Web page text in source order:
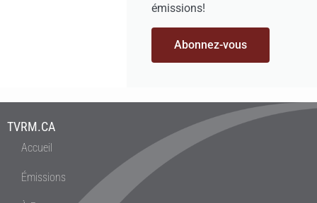
émissions!
Abonnez-vous
TVRM.CA
Accueil
Émissions